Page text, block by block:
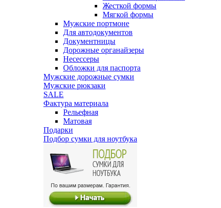
Жесткой формы
Мягкой формы
Мужские портмоне
Для автодокументов
Документницы
Дорожные органайзеры
Несессеры
Обложки для паспорта
Мужские дорожные сумки
Мужские рюкзаки
SALE
Фактура материала
Рельефная
Матовая
Подарки
Подбор сумки для ноутбука